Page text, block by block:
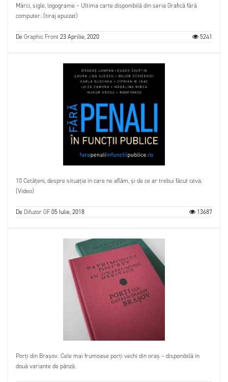
Mărci, sigle, logograme – Ultima carte disponibilă din seria Grafică fără
computer. (tiraj epuizat)
DeGraphic Front23 Aprilie, 2020 5241
10 Cetățeni, despre situația în care ne aflăm, și de ce ar trebui făcut ceva.
(Video)
De Difuzor GF05 Iulie, 2018 13687
Porți din Brașov. Cele mai frumoase porți vechi din oraș – disponibilă în
două variante de pânză.